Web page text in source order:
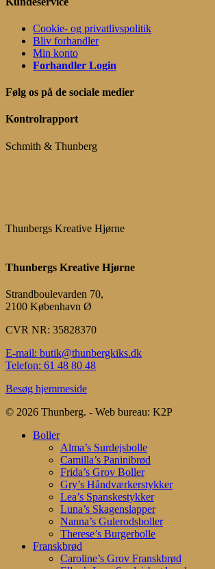
Cookie- og privatlivspolitik
Bliv forhandler
Min konto
Forhandler Login
Følg os på de sociale medier
Kontrolrapport
Schmith & Thunberg
Thunbergs Kreative Hjørne
Thunbergs Kreative Hjørne
Strandboulevarden 70,
2100 København Ø
CVR NR: 35828370
E-mail: butik@thunbergkiks.dk
Telefon: 61 48 80 48
Besøg hjemmeside
© 2026 Thunberg. - Web bureau: K2P
Close
Boller
Alma’s Surdejsbolle
Camilla’s Paninibrød
Frida’s Grov Boller
Gry’s Håndværkerstykker
Lea’s Spanskestykker
Luna’s Skagenslapper
Nanna’s Gulerodsboller
Therese’s Burgerbolle
Franskbrød
Caroline’s Grov Franskbrød